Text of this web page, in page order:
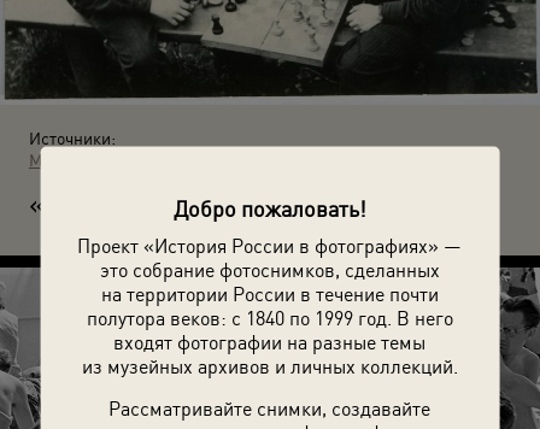
Добро пожаловать!
Проект «История России в фотографиях» —
это собрание фотоснимков, сделанных
на территории России в течение почти
полутора веков: с 1840 по 1999 год. В него
входят фотографии на разные темы
из музейных архивов и личных коллекций.
Рассматривайте снимки, создавайте
Источники:
МАММ / МДФ
«Ш ах». 1957 год. Автор: Михаил Клюев.